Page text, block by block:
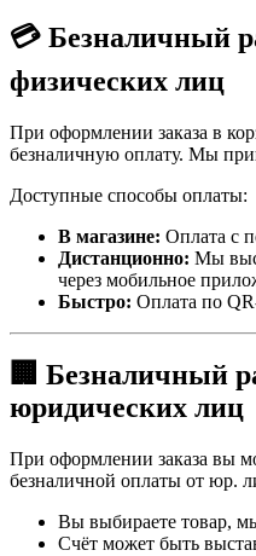
💳 Безналичный
физических лиц
При оформлении заказа в
безналичную оплату. Мы
Доступные способы оплаты:
В магазине: Оплата с
Дистанционно: Мы
через мобильное
Быстро: Оплата по
🏢 Безналичный
юридических лиц
При оформлении заказа вы
безналичной оплаты от юр.
Вы выбираете товар,
Счёт может быть